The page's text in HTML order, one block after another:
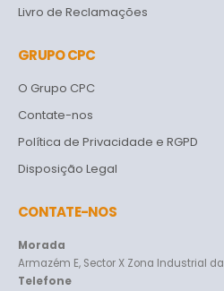
Livro de Reclamações
GRUPO CPC
O Grupo CPC
Contate-nos
Política de Privacidade e RGPD
Disposição Legal
CONTATE-NOS
Morada
Armazém E, Sector X Zona Industrial
Telefone